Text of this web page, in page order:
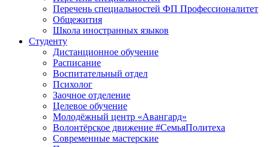
Перечень специальностей ФП Профессионалитет
Общежития
Школа иностранных языков
Студенту
Дистанционное обучение
Расписание
Воспитательный отдел
Психолог
Заочное отделение
Целевое обучение
Молодёжный центр «Авангард»
Волонтёрское движение #СемьяПолитеха
Современные мастерские